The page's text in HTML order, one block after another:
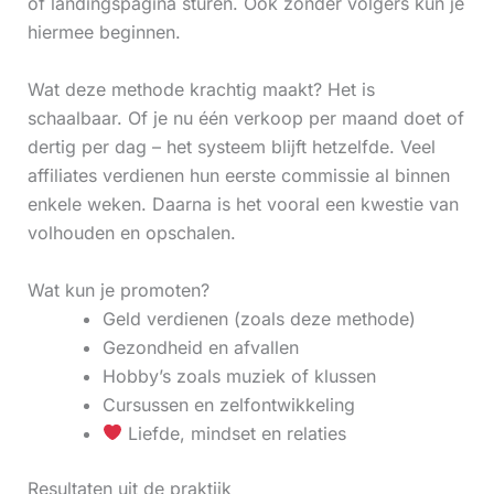
hiermee beginnen.
Wat deze methode krachtig maakt? Het is
schaalbaar. Of je nu één verkoop per maand doet of
dertig per dag – het systeem blijft hetzelfde. Veel
affiliates verdienen hun eerste commissie al binnen
enkele weken. Daarna is het vooral een kwestie van
volhouden en opschalen.
Wat kun je promoten?
Geld verdienen (zoals deze methode)
Gezondheid en afvallen
Hobby’s zoals muziek of klussen
Cursussen en zelfontwikkeling
Liefde, mindset en relaties
Resultaten uit de praktijk